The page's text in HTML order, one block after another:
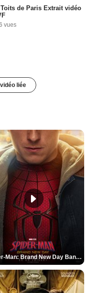
Toits de Paris Extrait vidéo
vues
liée
Spider-Man: Brand New Day Bande-annonce VO STFR